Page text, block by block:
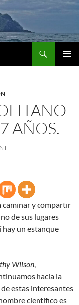
AÑOS.
caminar y compartir
de sus lugares
hay un estanque
Wilson
hacia la
de estas interesantes
científico es